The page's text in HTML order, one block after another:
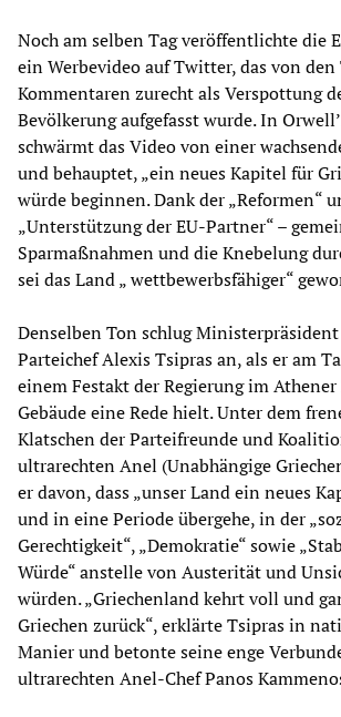
Noch am selben Tag veröffentlichte die
ein Werbevideo auf Twitter, das von
Kommentaren zurecht als Verspottung
Bevölkerung aufgefasst wurde. In
schwärmt das Video von einer
und behauptet, „ein neues Kapitel für
würde beginnen. Dank der „Reformen“
„Unterstützung der EU-Partner“ –
Sparmaßnahmen und die Knebelung
sei das Land „ wettbewerbsfähiger“
Denselben Ton schlug
Parteichef Alexis Tsipras an, als er am
einem Festakt der Regierung im
Gebäude eine Rede hielt. Unter dem
Klatschen der Parteifreunde und
ultrarechten Anel (Unabhängige
er davon, dass „unser Land ein neues
und in eine Periode übergehe, in der
Gerechtigkeit“, „Demokratie“ sowie
Würde“ anstelle von Austerität und
würden. „Griechenland kehrt voll und
Griechen zurück“, erklärte Tsipras in
Manier und betonte seine enge
ultrarechten Anel-Chef Panos